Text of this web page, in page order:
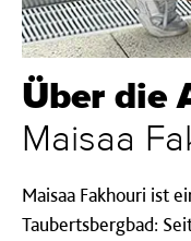
Über die
Maisaa
Maisaa Fakhouri ist
Taubertsbergbad: